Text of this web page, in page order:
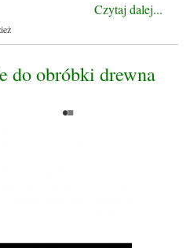
Czytaj dalej...
do obróbki drewna